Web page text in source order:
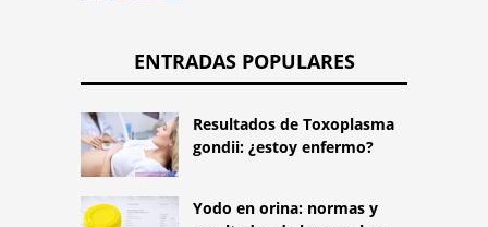
ENTRADAS POPULARES
Resultados de Toxoplasma
gondii: ¿estoy enfermo?
Yodo en orina: normas y